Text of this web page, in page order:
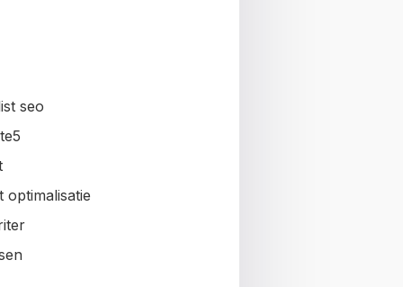
seo
optimalisatie